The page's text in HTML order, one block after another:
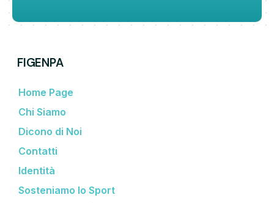
FIGENPA
Home Page
Chi Siamo
Dicono di Noi
Contatti
Identità
Sosteniamo lo Sport